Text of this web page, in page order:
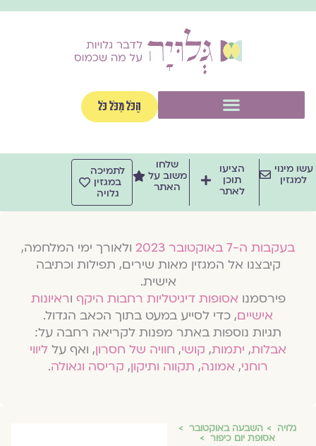
הַכֹּל מִכֹּל כֹּל
מינוי
למגזין
הציעו
תוכן
לאתר
שלחו
משוב על
האתר
לתמיכה
במגזין
גלויה
בעקבות ה-7 באוקטובר 2023
ולאורך ימי המלחמה,
קיבצנו אל המגזין מאות שירים, תפילות וכתיבה
אישית.
פירסמנואסופות דיגיטליות רחבות היקףוראיונות
אישיים, כדי לסייע במעט בתוך הכאב הגדול.
תגיות נוספות באתר מפנות לקריאה רחבה על:
אבלות,יתמות,קושי,חוויה של חסרון, ואף עלליווי
רוחני,אמונה,תקווה ותיקון,קריסה וגאולה.
גלויה השבעה באוקטובר
אסופת יום כיפור